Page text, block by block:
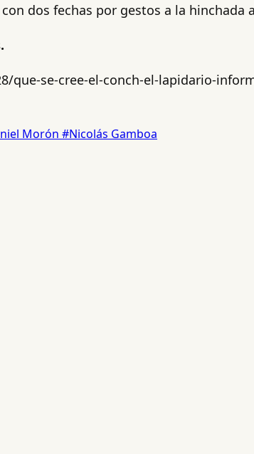
dos fechas por gestos a la hinchada
se-cree-el-conch-el-lapidario-
Morón #Nicolás Gamboa